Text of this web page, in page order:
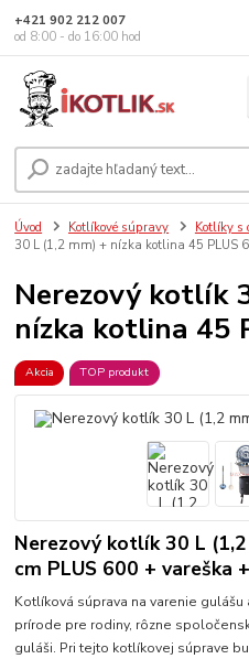
+421 902 212 007
od 8:00 - do 16:00 hod
Úvod Kotlíkové súpravy Kotlíky s
30 L (1,2 mm) + nízka kotlina 45 PLUS
Nerezový kotlík
nízka kotlina 45
Akcia TOP produkt
Nerezový kotlík 30 L
cm PLUS 600 + vareška
Kotlíková súprava na varenie
prírode pre rodiny, rôzne
guláši. Pri tejto kotlíkovej súprave